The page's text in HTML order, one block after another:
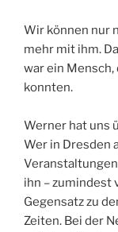
Wir können nur
mehr mit ihm.
war ein
konnten.
Werner hat uns
Wer in Dresden
ihn – zumindest
Gegensatz zu
Zeiten. Bei der